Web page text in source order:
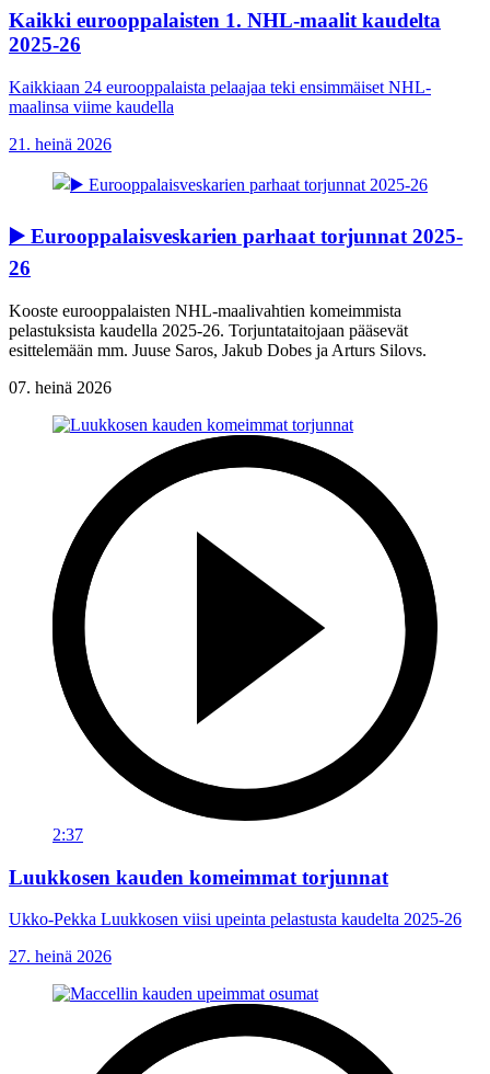
Kaikki eurooppalaisten 1. NHL-maalit kaudelta
2025-26
Kaikkiaan 24 eurooppalaista pelaajaa teki ensimmäiset NHL-
maalinsa viime kaudella
21. heinä 2026
▶️ Eurooppalaisveskarien parhaat torjunnat 2025-
26
Kooste eurooppalaisten NHL-maalivahtien komeimmista
pelastuksista kaudella 2025-26. Torjuntataitojaan pääsevät
esittelemään mm. Juuse Saros, Jakub Dobes ja Arturs Silovs.
07. heinä 2026
2:37
Luukkosen kauden komeimmat torjunnat
Ukko-Pekka Luukkosen viisi upeinta pelastusta kaudelta 2025-26
27. heinä 2026